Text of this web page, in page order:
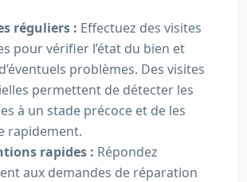
réguliers : Effectuez des visites
pour vérifier l’état du bien et
problèmes. Des visites
permettent de détecter les
à un stade précoce et de les
rapidement.
rapides : Répondez
aux demandes de réparation